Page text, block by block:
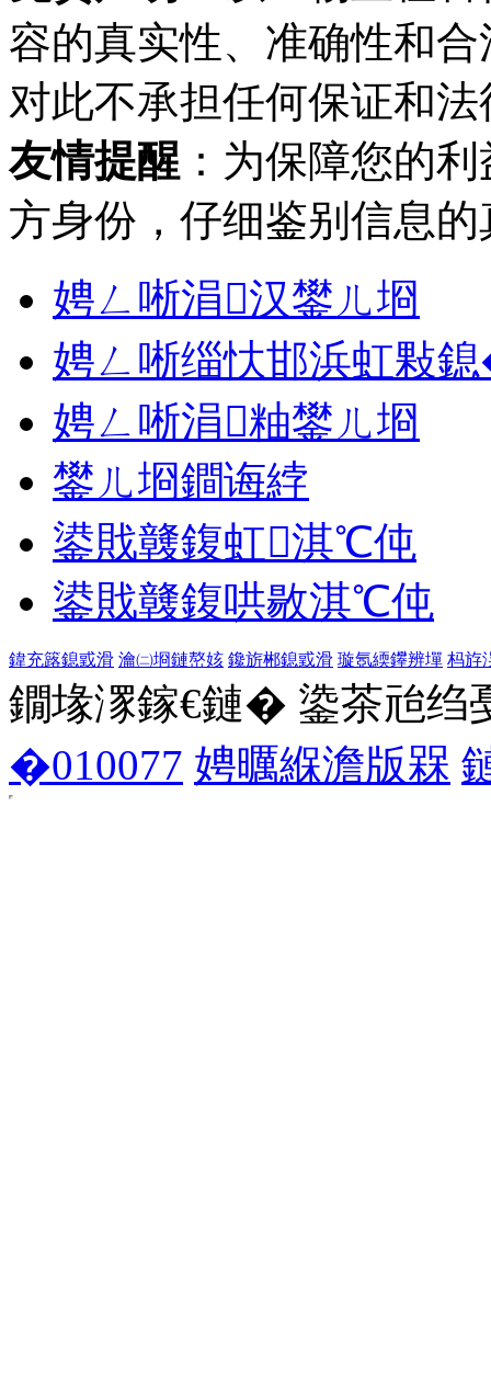
容的真实性、准确性和
对此不承担任何保证和
友情提醒 ：为保障您的
方身份，仔细鉴别信息
娉ㄥ唽涓汉鐢ㄦ埛
娉ㄥ唽缁忕邯浜虹敤
娉ㄥ唽涓粙鐢ㄦ埛
鐢ㄦ埛鐧诲綍
鍙戝竷鍑虹淇℃伅
鍙戝竷鍑哄敭淇℃伅
鍏充簬鎴戜滑 瀹㈡埛鏈嶅姟 鑱旂郴鎴戜滑 璇氬緛鑻辨墠 杩斿
鐗堟潈鎵€鏈� 鍌茶兘绉
�010077 娉曞緥澹版槑